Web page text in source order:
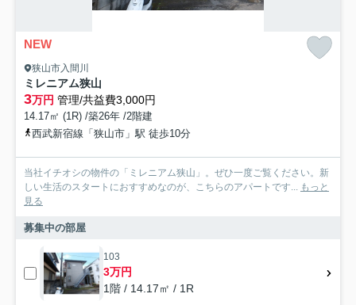
NEW
狭山市入間川
ミレニアム狭山
3万円 管理/共益費3,000円
14.17㎡ (1R) /築26年 /2階建
西武新宿線「狭山市」駅 徒歩10分
当社イチオシの物件の「ミレニアム狭山」。ぜひ一度ご覧ください。新
しい生活のスタートにおすすめなのが、こちらのアパートです... もっと
見る
募集中の部屋
103
3万円
1階 / 14.17㎡ / 1R